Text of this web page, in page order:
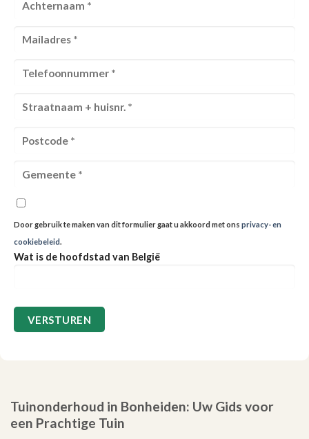
Door gebruik te maken van dit formulier gaat u akkoord met ons privacy- en
cookiebeleid.
Wat is de hoofdstad van België
Tuinonderhoud in Bonheiden: Uw Gids voor
een Prachtige Tuin